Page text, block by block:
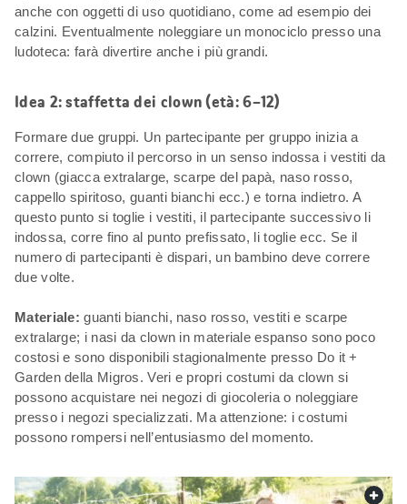
anche con oggetti di uso quotidiano, come ad esempio dei
calzini. Eventualmente noleggiare un monociclo presso una
ludoteca: farà divertire anche i più grandi.
Idea 2: staffetta dei clown (età: 6–12)
Formare due gruppi. Un partecipante per gruppo inizia a
correre, compiuto il percorso in un senso indossa i vestiti da
clown (giacca extralarge, scarpe del papà, naso rosso,
cappello spiritoso, guanti bianchi ecc.) e torna indietro. A
questo punto si toglie i vestiti, il partecipante successivo li
indossa, corre fino al punto prefissato, li toglie ecc. Se il
numero di partecipanti è dispari, un bambino deve correre
due volte.
Materiale: guanti bianchi, naso rosso, vestiti e scarpe
extralarge; i nasi da clown in materiale espanso sono poco
costosi e sono disponibili stagionalmente presso Do it +
Garden della Migros. Veri e propri costumi da clown si
possono acquistare nei negozi di giocoleria o noleggiare
presso i negozi specializzati. Ma attenzione: i costumi
possono rompersi nell’entusiasmo del momento.